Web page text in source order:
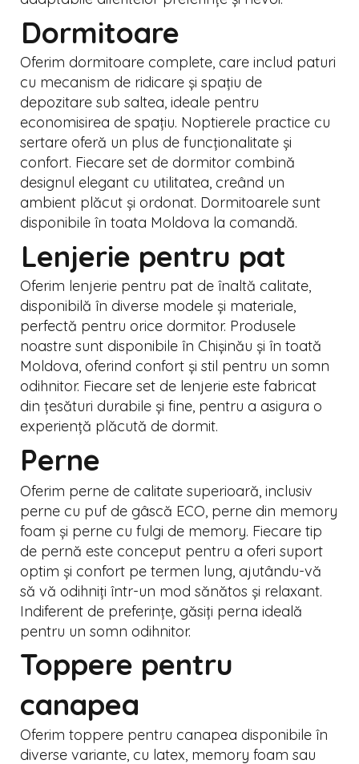
Dormitoare
Oferim dormitoare complete, care includ paturi
cu mecanism de ridicare și spațiu de
depozitare sub saltea, ideale pentru
economisirea de spațiu. Noptierele practice cu
sertare oferă un plus de funcționalitate și
confort. Fiecare set de dormitor combină
designul elegant cu utilitatea, creând un
ambient plăcut și ordonat. Dormitoarele sunt
disponibile în toata Moldova la comandă.
Lenjerie pentru pat
Oferim lenjerie pentru pat de înaltă calitate,
disponibilă în diverse modele și materiale,
perfectă pentru orice dormitor. Produsele
noastre sunt disponibile în Chișinău și în toată
Moldova, oferind confort și stil pentru un somn
odihnitor. Fiecare set de lenjerie este fabricat
din țesături durabile și fine, pentru a asigura o
experiență plăcută de dormit.
Perne
Oferim perne de calitate superioară, inclusiv
perne cu puf de gâscă ECO, perne din memory
foam și perne cu fulgi de memory. Fiecare tip
de pernă este conceput pentru a oferi suport
optim și confort pe termen lung, ajutându-vă
să vă odihniți într-un mod sănătos și relaxant.
Indiferent de preferințe, găsiți perna ideală
pentru un somn odihnitor.
Toppere pentru
canapea
Oferim toppere pentru canapea disponibile în
diverse variante, cu latex, memory foam sau